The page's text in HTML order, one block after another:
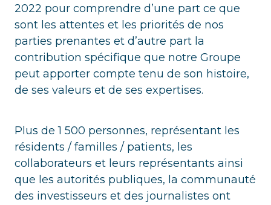
2022 pour comprendre d’une part ce que
sont les attentes et les priorités de nos
parties prenantes et d’autre part la
contribution spécifique que notre Groupe
peut apporter compte tenu de son histoire,
de ses valeurs et de ses expertises.
Plus de 1 500 personnes, représentant les
résidents / familles / patients, les
collaborateurs et leurs représentants ainsi
que les autorités publiques, la communauté
des investisseurs et des journalistes ont